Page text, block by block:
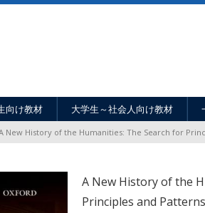
向け教材 大学生～社会人向け教材
New History of the Humanities: The Search for
A New History of the
Principles and